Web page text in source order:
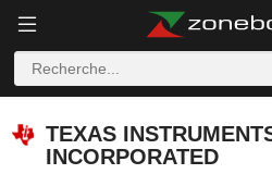
TEXAS
INCORPORATED